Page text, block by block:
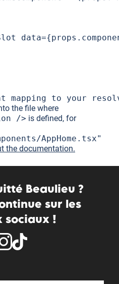
mapping to your
the file where
/> is defined, for
AppHome.tsx"
the documentation.
Beaulieu ?
sur les
sociaux !